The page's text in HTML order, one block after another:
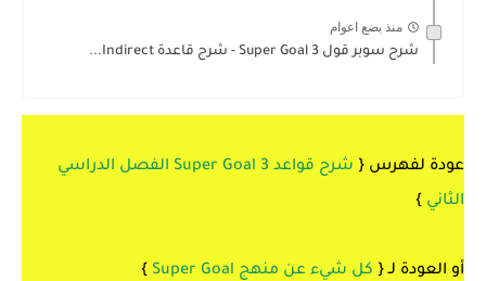
منذ بضع اعوام
شرح سوبر قول 3 Super Goal - شرح قاعدة Indirect...
عودة لفهرس {
شرح قواعد 3 Super Goal الفصل الدراسي
الثاني }
أو العودة لـ { كل شيء عن منهج Super Goal }